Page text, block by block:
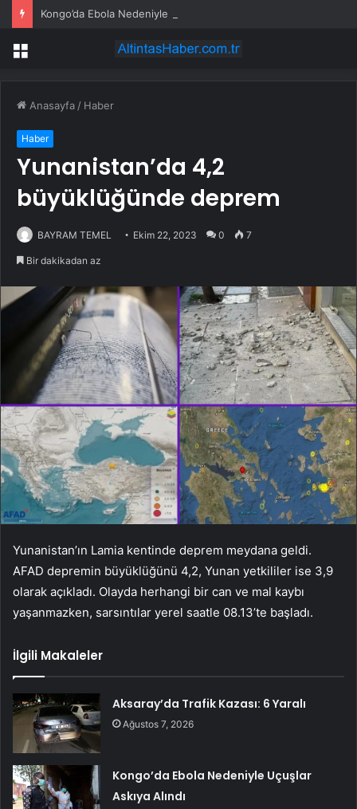
Kongo’da Ebola Nedeniyle Uçuşlar Askıya Alındı
Menü
Anasayfa / Haber
Haber
Yunanistan’da 4,2
büyüklüğünde deprem
BAYRAM TEMEL Ekim 22, 2023 0 7
Bir dakikadan az
Yunanistan’ın Lamia kentinde deprem meydana geldi.
AFAD depremin büyüklüğünü 4,2, Yunan yetkililer ise 3,9
olarak açıkladı. Olayda herhangi bir can ve mal kaybı
yaşanmazken, sarsıntılar yerel saatle 08.13’te başladı.
İlgili Makaleler
Aksaray’da Trafik Kazası: 6 Yaralı
Ağustos 7, 2026
Kongo’da Ebola Nedeniyle Uçuşlar
Askıya Alındı